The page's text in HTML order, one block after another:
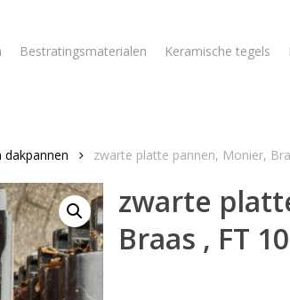
Bestratingsmaterialen Keramische tegels
dakpannen zwarte platte pannen, Monier,
zwarte
Braas , FT 10